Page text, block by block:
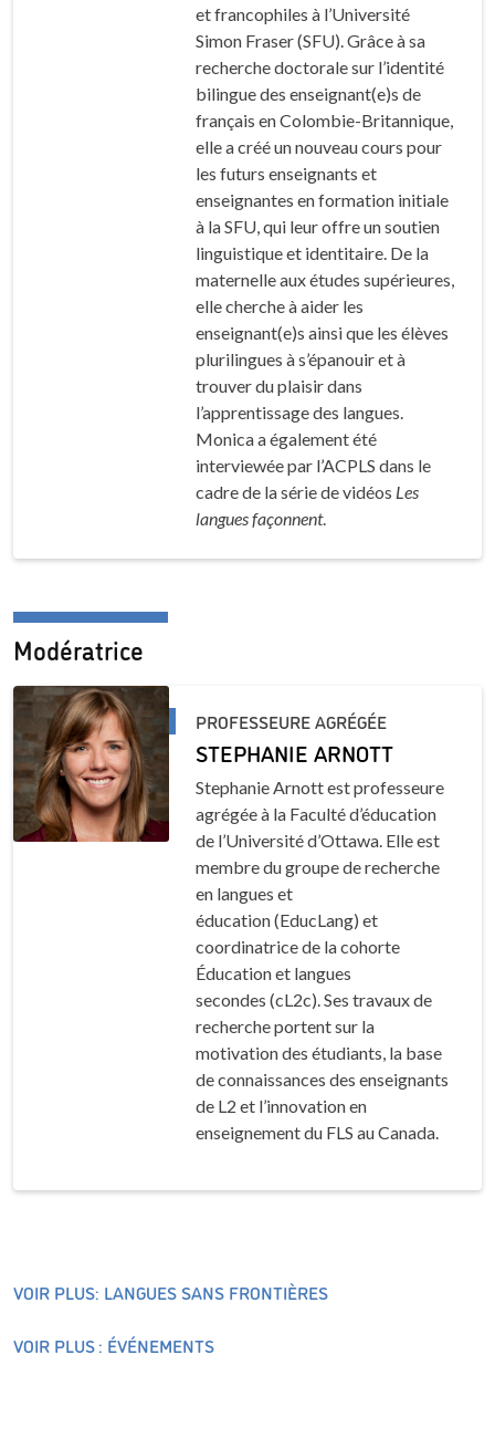
et francophiles à l’Université
Simon Fraser (SFU). Grâce à sa
recherche doctorale sur l’identité
bilingue des enseignant(e)s de
français en Colombie-Britannique,
elle a créé un nouveau cours pour
les futurs enseignants et
enseignantes en formation initiale
à la SFU, qui leur offre un soutien
linguistique et identitaire. De la
maternelle aux études supérieures,
elle cherche à aider les
enseignant(e)s ainsi que les élèves
plurilingues à s’épanouir et à
trouver du plaisir dans
l’apprentissage des langues.
Monica a également été
interviewée par l’ACPLS dans le
cadre de la série de vidéos Les
langues façonnent.
Modératrice
PROFESSEURE AGRÉGÉE
STEPHANIE ARNOTT
Stephanie Arnott est professeure
agrégée à la Faculté d’éducation
de l’Université d’Ottawa. Elle est
membre du groupe de recherche
en langues et
éducation (EducLang) et
coordinatrice de la cohorte
Éducation et langues
secondes (cL2c). Ses travaux de
recherche portent sur la
motivation des étudiants, la base
de connaissances des enseignants
de L2 et l’innovation en
enseignement du FLS au Canada.
VOIR PLUS: LANGUES SANS FRONTIÈRES
VOIR PLUS : ÉVÉNEMENTS